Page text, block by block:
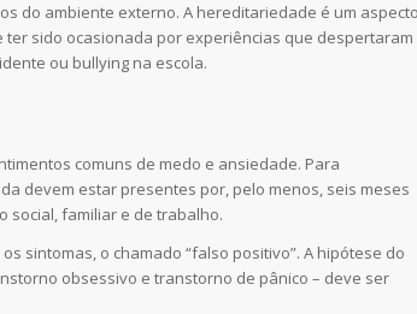
do ambiente externo. A hereditariedade é um
sido ocasionada por experiências que despertaram
ou bullying na escola.
comuns de medo e ansiedade. Para
devem estar presentes por, pelo menos, seis meses
social, familiar e de trabalho.
sintomas, o chamado “falso positivo”. A hipótese do
obsessivo e transtorno de pânico – deve ser